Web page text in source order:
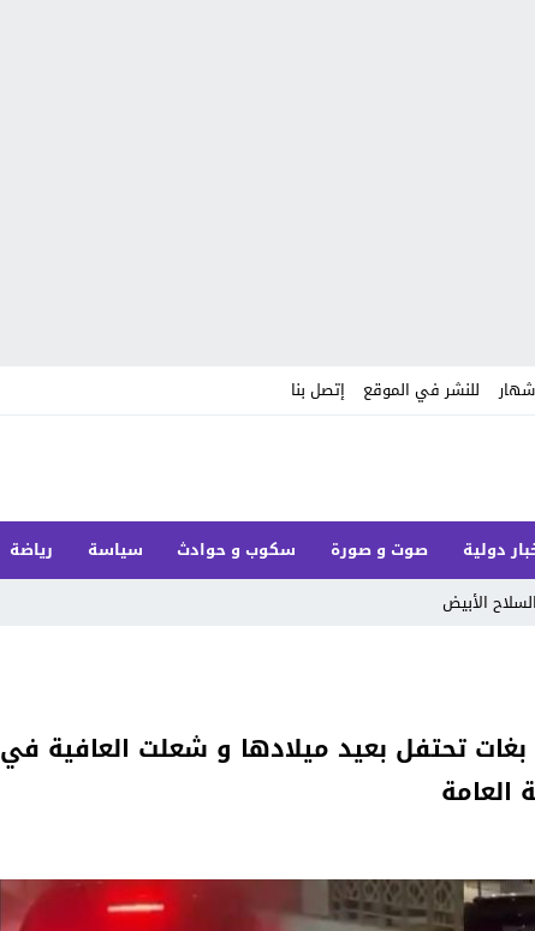
للنشر في الموقع إتصل بنا
دولية صوت و صورة سكوب و حوادث سياسة رياضة
الأبيض
تحتفل بعيد ميلادها و شعلت العافية في
العامة